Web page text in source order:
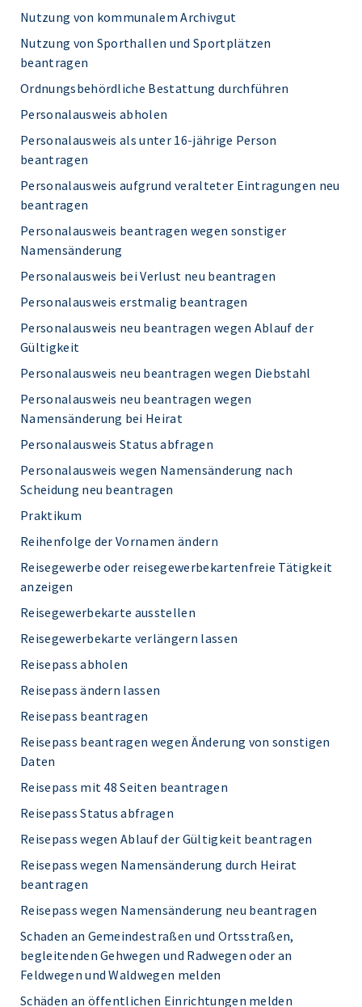
Nutzung von kommunalem Archivgut
Nutzung von Sporthallen und Sportplätzen
beantragen
Ordnungsbehördliche Bestattung durchführen
Personalausweis abholen
Personalausweis als unter 16-jährige Person
beantragen
Personalausweis aufgrund veralteter Eintragungen neu
beantragen
Personalausweis beantragen wegen sonstiger
Namensänderung
Personalausweis bei Verlust neu beantragen
Personalausweis erstmalig beantragen
Personalausweis neu beantragen wegen Ablauf der
Gültigkeit
Personalausweis neu beantragen wegen Diebstahl
Personalausweis neu beantragen wegen
Namensänderung bei Heirat
Personalausweis Status abfragen
Personalausweis wegen Namensänderung nach
Scheidung neu beantragen
Praktikum
Reihenfolge der Vornamen ändern
Reisegewerbe oder reisegewerbekartenfreie Tätigkeit
anzeigen
Reisegewerbekarte ausstellen
Reisegewerbekarte verlängern lassen
Reisepass abholen
Reisepass ändern lassen
Reisepass beantragen
Reisepass beantragen wegen Änderung von sonstigen
Daten
Reisepass mit 48 Seiten beantragen
Reisepass Status abfragen
Reisepass wegen Ablauf der Gültigkeit beantragen
Reisepass wegen Namensänderung durch Heirat
beantragen
Reisepass wegen Namensänderung neu beantragen
Schaden an Gemeindestraßen und Ortsstraßen,
begleitenden Gehwegen und Radwegen oder an
Feldwegen und Waldwegen melden
Schäden an öffentlichen Einrichtungen melden